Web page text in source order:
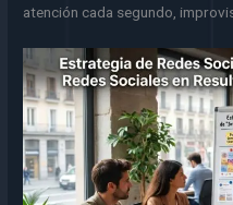
atención cada segundo,